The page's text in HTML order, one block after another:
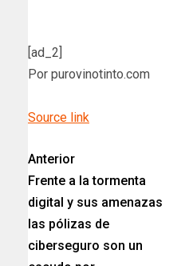
[ad_2]
Por purovinotinto.com
Source link
Anterior
Frente a la tormenta
digital y sus amenazas
las pólizas de
ciberseguro son un